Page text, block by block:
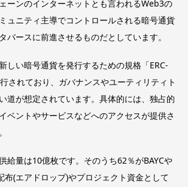
ーンのインターネットとも言われるWeb3の
ュニティ主導でコントロールされる暗号通貨
バースに前進させるものだとしています。
しい暗号通貨を発行するための規格「ERC-
されており、ガバナンスやユーティリティト
道が想定されています。具体的には、独占的
ベントやサービスなどへのアクセスが提供さ
給量は10億枚です。そのうち62％がBAYCや
布(エアドロップ)やプロジェクト資金として